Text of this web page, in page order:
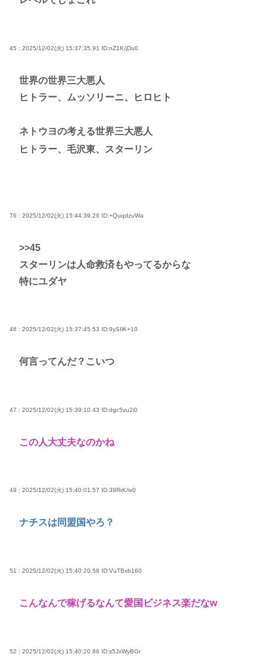
45 : 2025/12/02(火) 15:37:35.91 ID:nZ1K/jDu0
世界の世界三大悪人
ヒトラー、ムッソリーニ、ヒロヒト
ネトウヨの考える世界三大悪人
ヒトラー、毛沢東、スターリン
76 : 2025/12/02(火) 15:44:39.26 ID:+QuqdzuWa
>>45
スターリンは人命救済もやってるからな
特にユダヤ
46 : 2025/12/02(火) 15:37:45.53 ID:9ySIlK+10
何言ってんだ？こいつ
47 : 2025/12/02(火) 15:39:10.43 ID:dgc5vu2i0
この人大丈夫なのかね
49 : 2025/12/02(火) 15:40:01.57 ID:39RrK/iv0
ナチスは同盟国やろ？
51 : 2025/12/02(火) 15:40:20.58 ID:VuTBxb160
こんなんで稼げるなんて愛国ビジネス楽だなw
52 : 2025/12/02(火) 15:40:20.86 ID:s5JxWyBGr